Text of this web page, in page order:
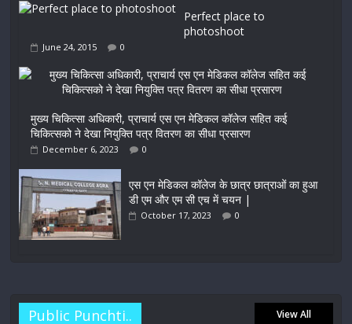
Perfect place to
photoshoot
June 24, 2015 0
मुख्य चिकित्सा अधिकारी, प्राचार्य एस एन मेडिकल कॉलेज सहित कई
चिकित्सको ने देखा नियुक्ति पत्र वितरण का सीधा प्रसारण
December 6, 2023 0
एस एन मेडिकल कॉलेज के छात्र छात्राओं का हुआ
डी एम और एम सी एच में चयन |
October 17, 2023 0
Public Punchti.. View All